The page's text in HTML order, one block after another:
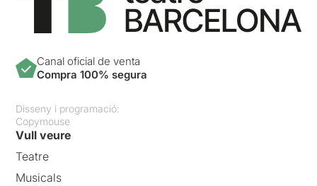
Canal oficial de venta
Compra 100% segura
Disseny i programació:
Copymouse
Vull veure
Teatre
Musicals